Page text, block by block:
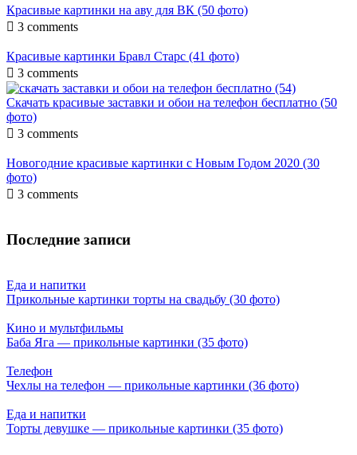
Красивые картинки на аву для ВК (50 фото)
 3 comments
Красивые картинки Бравл Старс (41 фото)
 3 comments
Скачать красивые заставки и обои на телефон бесплатно (50
фото)
 3 comments
Новогодние красивые картинки с Новым Годом 2020 (30
фото)
 3 comments
Последние записи
Еда и напитки
Прикольные картинки торты на свадьбу (30 фото)
Кино и мультфильмы
Баба Яга — прикольные картинки (35 фото)
Телефон
Чехлы на телефон — прикольные картинки (36 фото)
Еда и напитки
Торты девушке — прикольные картинки (35 фото)